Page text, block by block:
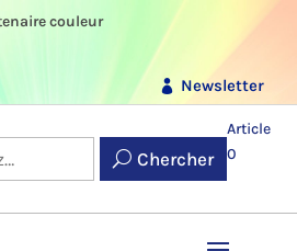
couleur
Newsletter
Chercher
Article
0